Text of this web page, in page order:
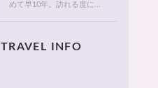
めて早10年。訪れる度に変
店・おしゃれなカフェやレ
TRAVEL INFO